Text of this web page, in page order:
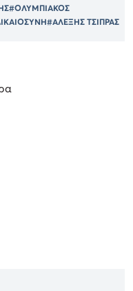
#ΟΛΥΜΠΙΑΚΟΣ
#ΑΛΕΞΗΣ ΤΣΙΠΡΑΣ